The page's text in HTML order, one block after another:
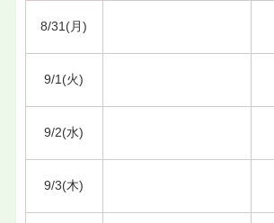
8/31(月)
9/1(火)
9/2(水)
9/3(木)